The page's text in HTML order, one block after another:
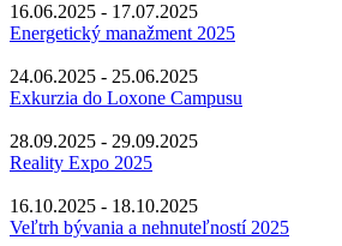
16.06.2025 - 17.07.2025
Energetický manažment 2025
24.06.2025 - 25.06.2025
Exkurzia do Loxone Campusu
28.09.2025 - 29.09.2025
Reality Expo 2025
16.10.2025 - 18.10.2025
Veľtrh bývania a nehnuteľností 2025